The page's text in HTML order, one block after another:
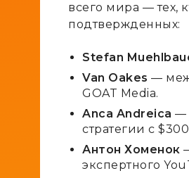
всего мира — тех,
подтвержденных:
Stefan
Van Oakes —
GOAT Media.
Anca Andreica —
стратегии с
Антон Хоменок
экспертного